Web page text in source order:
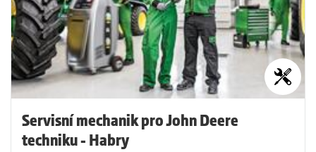
Servisní mechanik pro John Deere
techniku - Habry